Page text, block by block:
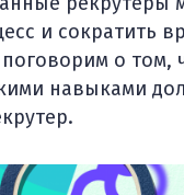
и сократить
о том,
навыками